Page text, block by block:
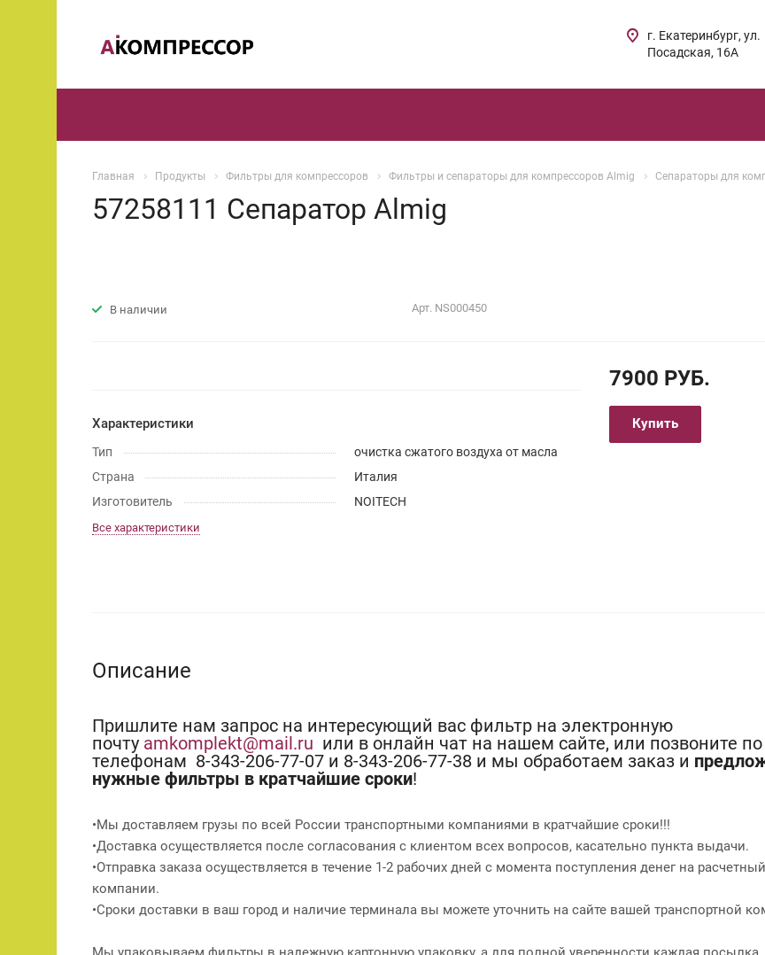
г. Екатеринбург, ул.
Посадская, 16А
Главная Продукты Фильтры для компрессоров Фильтры и сепараторы для компрессоров Almig Сепараторы для
57258111 Сепаратор Almig
В наличии Арт. NS000450
Характеристики
Тип
очистка сжатого воздуха от масла
Страна
Италия
Изготовитель
NOITECH
Все характеристики
7900 РУБ.
Купить
Описание
Пришлите нам запрос на интересующий вас фильтр на электронную
почту amkomplekt@mail.ru или в онлайн чат на нашем сайте, или позвоните по
телефонам 8-343-206-77-07 и 8-343-206-77-38 и мы обработаем заказ и
нужные фильтры в кратчайшие сроки!
•Мы доставляем грузы по всей России транспортными компаниями в кратчайшие сроки!!!
•Доставка осуществляется после согласования с клиентом всех вопросов, касательно пункта выдачи.
•Отправка заказа осуществляется в течение 1-2 рабочих дней с момента поступления денег на
компании.
•Сроки доставки в ваш город и наличие терминала вы можете уточнить на сайте вашей транспортной